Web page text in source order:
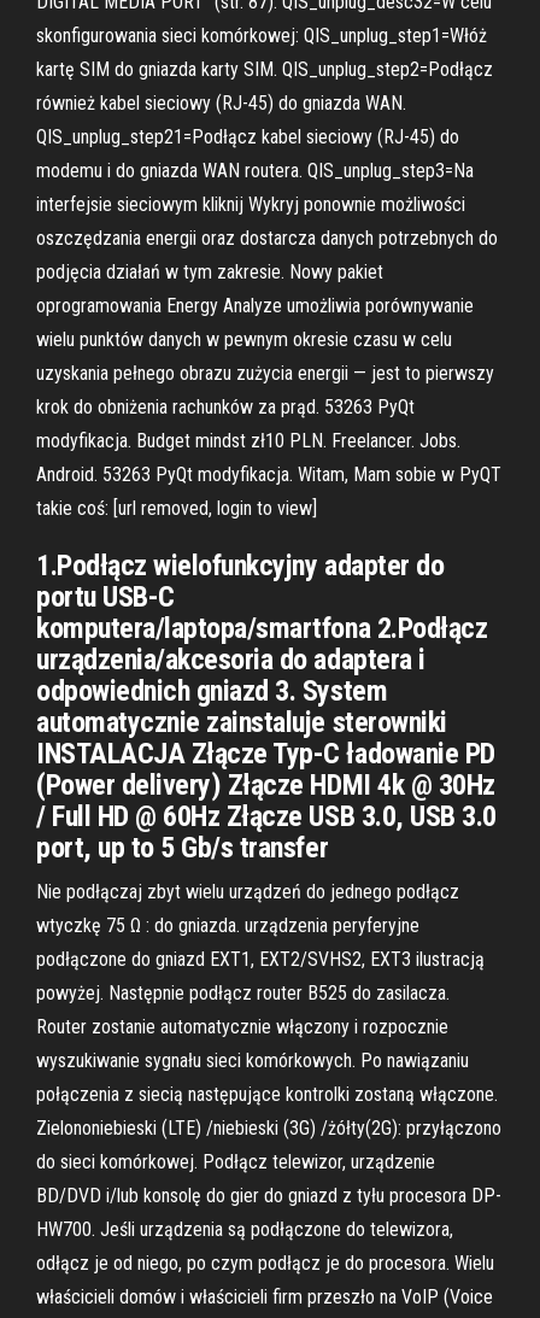
skonfigurowania sieci komórkowej: QIS_unplug_step1=Włóż
kartę SIM do gniazda karty SIM. QIS_unplug_step2=Podłącz
również kabel sieciowy (RJ-45) do gniazda WAN.
QIS_unplug_step21=Podłącz kabel sieciowy (RJ-45) do
modemu i do gniazda WAN routera. QIS_unplug_step3=Na
interfejsie sieciowym kliknij Wykryj ponownie możliwości
oszczędzania energii oraz dostarcza danych potrzebnych do
podjęcia działań w tym zakresie. Nowy pakiet
oprogramowania Energy Analyze umożliwia porównywanie
wielu punktów danych w pewnym okresie czasu w celu
uzyskania pełnego obrazu zużycia energii — jest to pierwszy
krok do obniżenia rachunków za prąd. 53263 PyQt
modyfikacja. Budget mindst zł10 PLN. Freelancer. Jobs.
Android. 53263 PyQt modyfikacja. Witam, Mam sobie w PyQT
takie coś: [url removed, login to view]
1.Podłącz wielofunkcyjny adapter do
portu USB-C
komputera/laptopa/smartfona 2.Podłącz
urządzenia/akcesoria do adaptera i
odpowiednich gniazd 3. System
automatycznie zainstaluje sterowniki
INSTALACJA Złącze Typ-C ładowanie PD
(Power delivery) Złącze HDMI 4k @ 30Hz
/ Full HD @ 60Hz Złącze USB 3.0, USB 3.0
port, up to 5 Gb/s transfer
Nie podłączaj zbyt wielu urządzeń do jednego podłącz
wtyczkę 75 Ω : do gniazda. urządzenia peryferyjne
podłączone do gniazd EXT1, EXT2/SVHS2, EXT3 ilustracją
powyżej. Następnie podłącz router B525 do zasilacza.
Router zostanie automatycznie włączony i rozpocznie
wyszukiwanie sygnału sieci komórkowych. Po nawiązaniu
połączenia z siecią następujące kontrolki zostaną włączone.
Zielononiebieski (LTE) /niebieski (3G) /żółty(2G): przyłączono
do sieci komórkowej. Podłącz telewizor, urządzenie
BD/DVD i/lub konsolę do gier do gniazd z tyłu procesora DP-
HW700. Jeśli urządzenia są podłączone do telewizora,
odłącz je od niego, po czym podłącz je do procesora. Wielu
właścicieli domów i właścicieli firm przeszło na VoIP (Voice